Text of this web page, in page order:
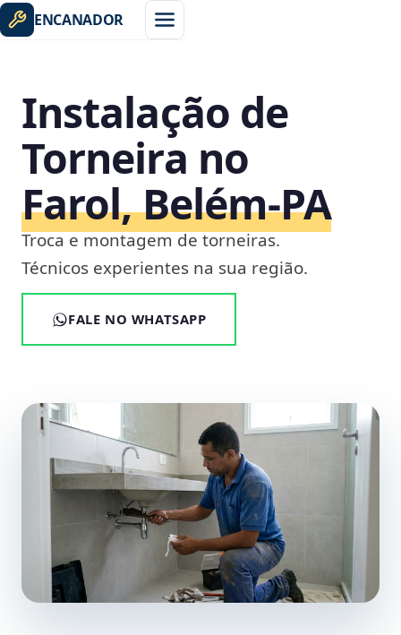
ENCANADOR
Instalação de
Torneira no
Farol, Belém‑PA
Troca e montagem de torneiras.
Técnicos experientes na sua região.
FALE NO WHATSAPP